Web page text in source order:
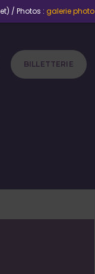
BILLETTERIE
/ Photos : galerie photo